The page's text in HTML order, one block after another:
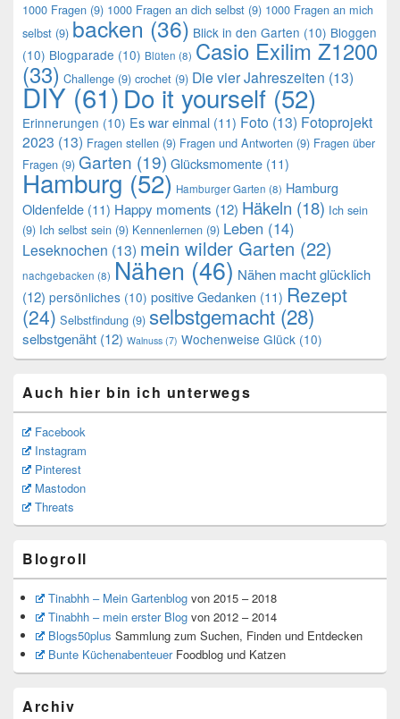
1000 Fragen (9) 1000 Fragen an dich selbst (9) 1000 Fragen an mich
selbst (9) backen (36) Blick in den Garten (10) Bloggen
(10) Blogparade (10) Blüten (8) Casio Exilim Z1200
(33) Challenge (9) crochet (9) Die vier Jahreszeiten (13)
DIY (61)Do it yourself (52)
Erinnerungen (10) Es war einmal (11) Foto (13) Fotoprojekt
2023 (13) Fragen stellen (9) Fragen und Antworten (9) Fragen über
Fragen (9) Garten (19) Glücksmomente (11)
Hamburg (52) Hamburger Garten (8) Hamburg
Oldenfelde (11) Happy moments (12) Häkeln (18) Ich sein
(9) Ich selbst sein (9) Kennenlernen (9) Leben (14)
Leseknochen (13) mein wilder Garten (22)
nachgebacken (8) Nähen (46) Nähen macht glücklich
(12) persönliches (10) positive Gedanken (11) Rezept
(24) Selbstfindung (9) selbstgemacht (28)
selbstgenäht (12) Walnuss (7) Wochenweise Glück (10)
Auch hier bin ich unterwegs
Facebook
Instagram
Pinterest
Mastodon
Threats
Blogroll
Tinabhh – Mein Gartenblogvon 2015 – 2018
Tinabhh – mein erster Blogvon 2012 – 2014
Blogs50plus Sammlung zum Suchen, Finden und Entdecken
Bunte KüchenabenteuerFoodblog und Katzen
Archiv